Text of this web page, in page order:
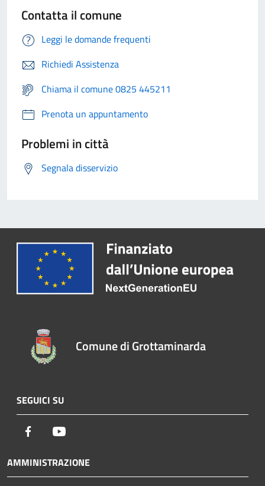
Contatta il comune
Leggi le domande frequenti
Richiedi Assistenza
Chiama il comune 0825 445211
Prenota un appuntamento
Problemi in città
Segnala disservizio
Comune di Grottaminarda
SEGUICI SU
Facebook
AMMINISTRAZIONE